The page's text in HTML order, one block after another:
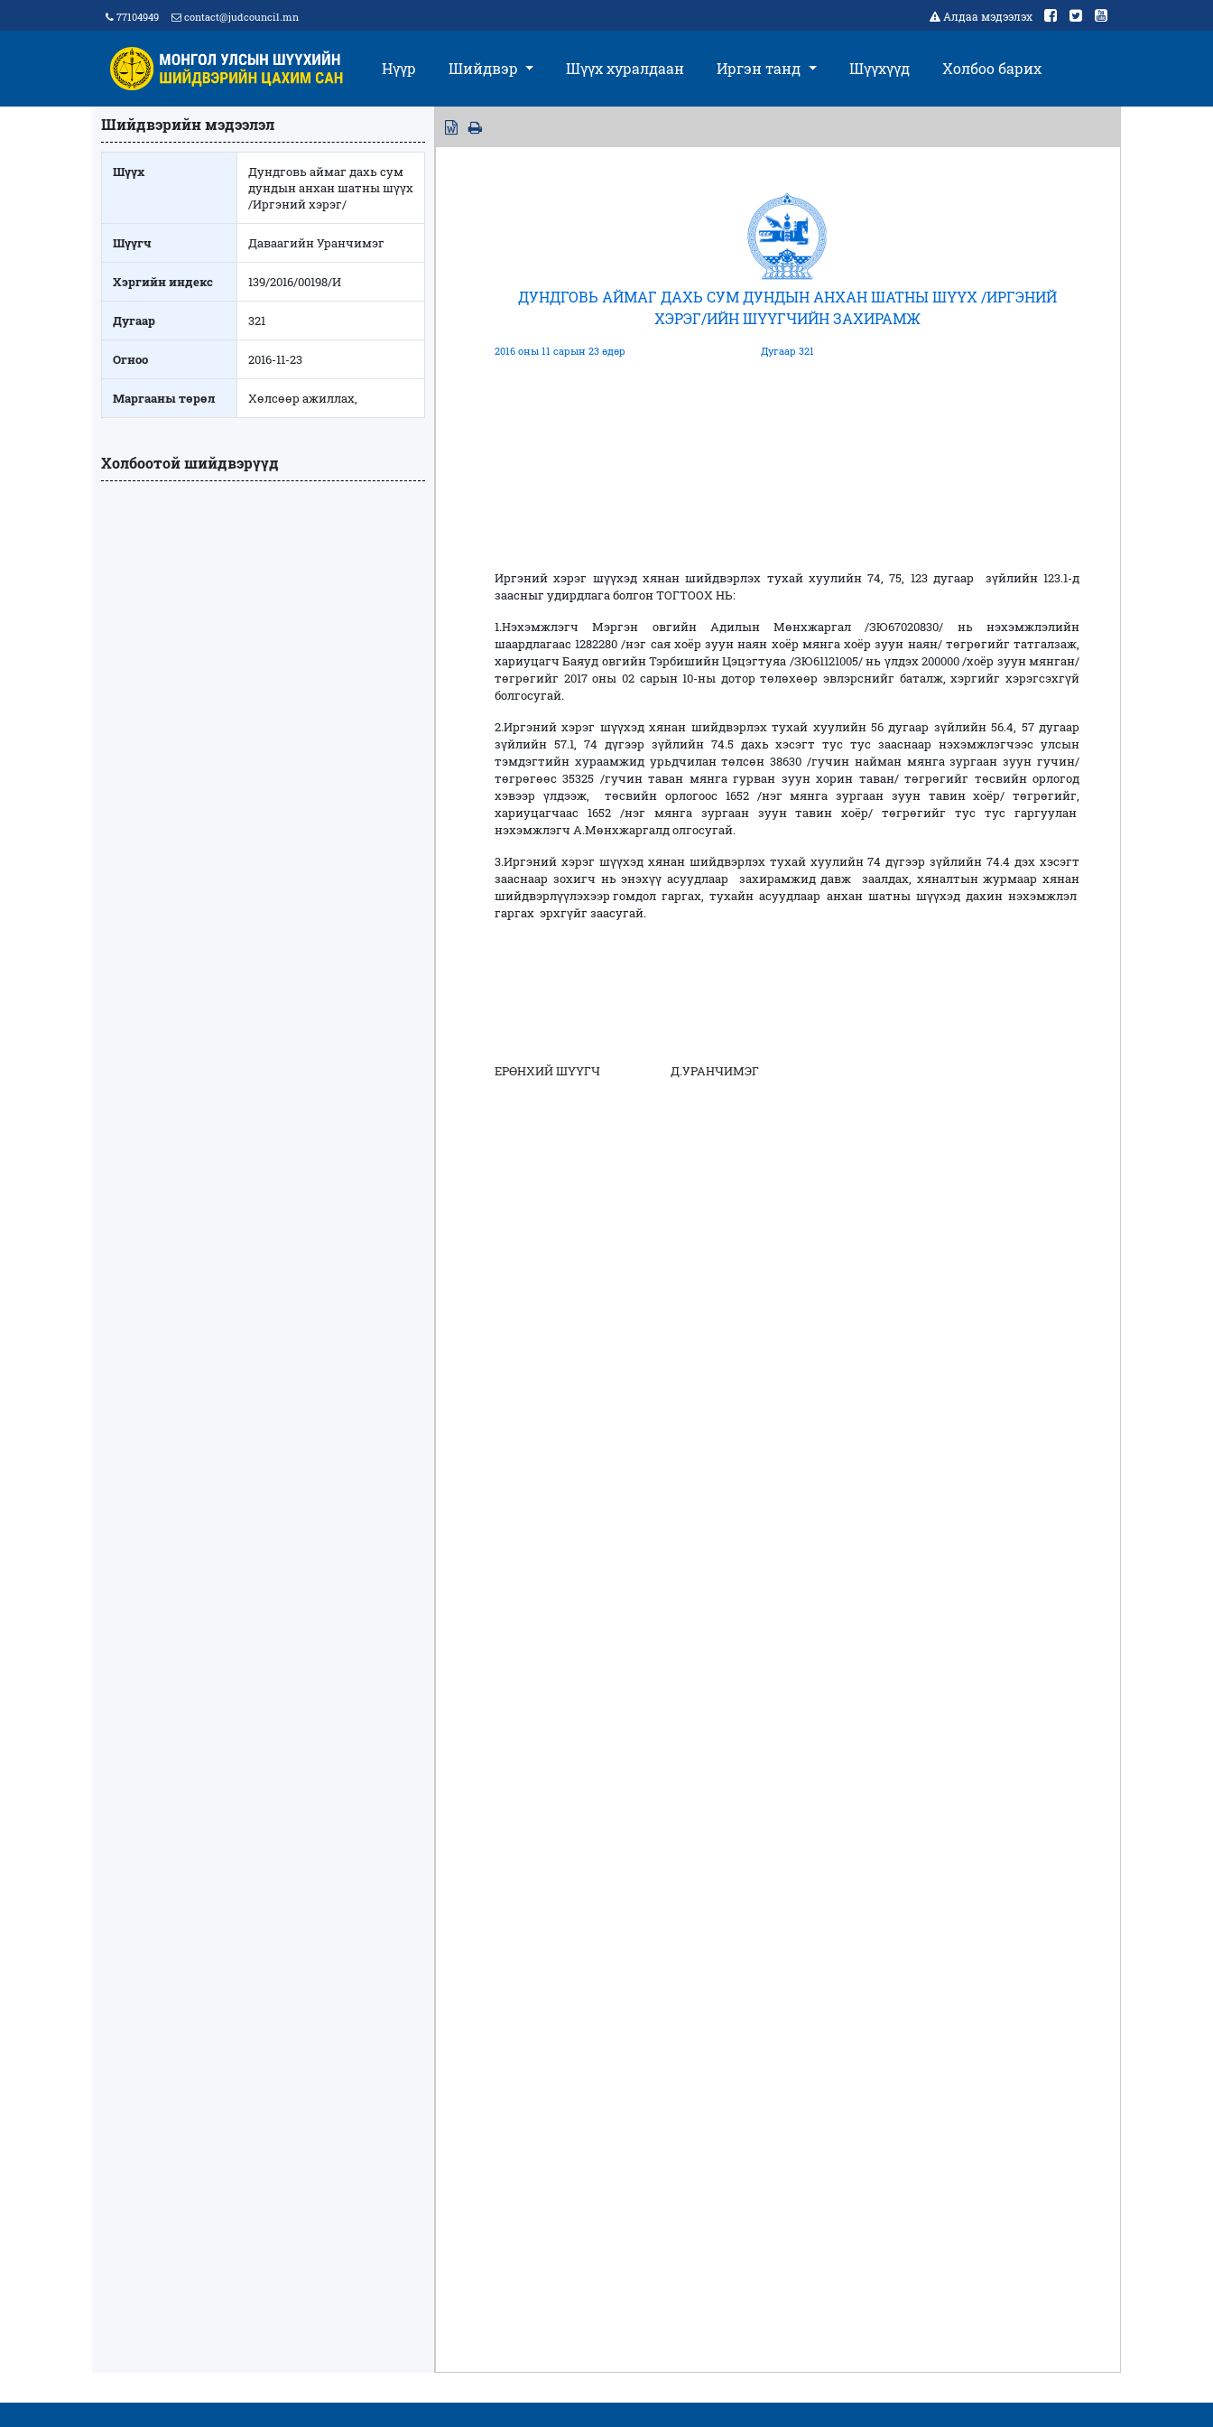
77104949 contact@judcouncil.mn Алдаа мэдээлэх
Нүүр Шийдвэр Шүүх хуралдаан Иргэн танд Шүүхүүд Холбоо барих
Шийдвэрийн мэдээлэл
Шүүх
Дундговь аймаг дахь сум
дундын анхан шатны шүүх
/Иргэний хэрэг/
Шүүгч Даваагийн Уранчимэг
Хэргийн индекс 139/2016/00198/И
Дугаар 321
Огноо 2016-11-23
Маргааны төрөл Хөлсөөр ажиллах,
Холбоотой шийдвэрүүд
ДУНДГОВЬ АЙМАГ ДАХЬ СУМ ДУНДЫН АНХАН ШАТНЫ ШҮҮХ /ИРГЭНИЙ
ХЭРЭГ/ИЙН ШҮҮГЧИЙН ЗАХИРАМЖ
2016 оны 11 сарын 23 өдөр Дугаар 321
Иргэний хэрэг шүүхэд хянан шийдвэрлэх тухай хуулийн 74, 75, 123 дугаар зүйлийн 123.1-д
заасныг удирдлага болгон ТОГТООХ НЬ:
1.Нэхэмжлэгч Мэргэн овгийн Адилын Мөнхжаргал /ЗЮ67020830/ нь нэхэмжлэлийн
шаардлагаас 1282280 /нэг сая хоёр зуун наян хоёр мянга хоёр зуун наян/ төгрөгийг татгалзаж,
хариуцагч Баяуд овгийн Тэрбишийн Цэцэгтуяа /ЗЮ61121005/ нь үлдэх 200000 /хоёр зуун мянган/
төгрөгийг 2017 оны 02 сарын 10-ны дотор төлөхөөр эвлэрснийг баталж, хэргийг хэрэгсэхгүй
болгосугай.
2.Иргэний хэрэг шүүхэд хянан шийдвэрлэх тухай хуулийн 56 дугаар зүйлийн 56.4, 57 дугаар
зүйлийн 57.1, 74 дүгээр зүйлийн 74.5 дахь хэсэгт тус тус зааснаар нэхэмжлэгчээс улсын
тэмдэгтийн хураамжид урьдчилан төлсөн 38630 /гучин найман мянга зургаан зуун гучин/
төгрөгөөс 35325 /гучин таван мянга гурван зуун хорин таван/ төгрөгийг төсвийн орлогод
хэвээр үлдээж, төсвийн орлогоос 1652 /нэг мянга зургаан зуун тавин хоёр/ төгрөгийг,
хариуцагчаас 1652 /нэг мянга зургаан зуун тавин хоёр/ төгрөгийг тус тус гаргуулан
нэхэмжлэгч А.Мөнхжаргалд олгосугай.
3.Иргэний хэрэг шүүхэд хянан шийдвэрлэх тухай хуулийн 74 дүгээр зүйлийн 74.4 дэх хэсэгт
зааснаар зохигч нь энэхүү асуудлаар захирамжид давж заалдах, хяналтын журмаар хянан
шийдвэрлүүлэхээр гомдол гаргах, тухайн асуудлаар анхан шатны шүүхэд дахин нэхэмжлэл
гаргах эрхгүйг заасугай.
ЕРӨНХИЙ ШҮҮГЧ Д.УРАНЧИМЭГ